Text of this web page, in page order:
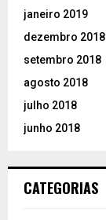
janeiro 2019
dezembro 2018
setembro 2018
agosto 2018
julho 2018
junho 2018
CATEGORIAS